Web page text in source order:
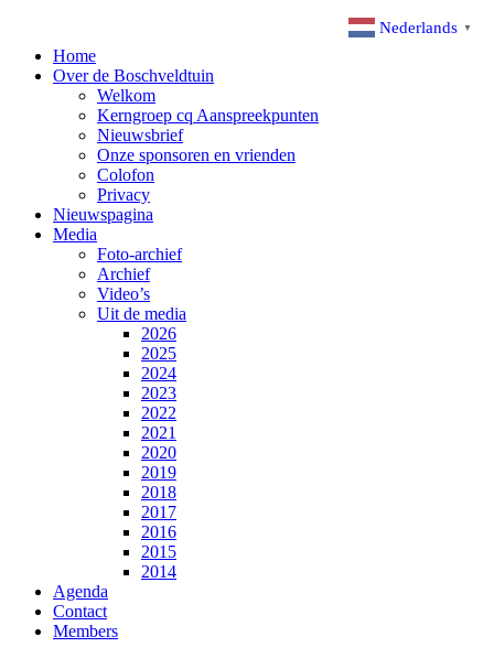
Home
Over de Boschveldtuin
Welkom
Kerngroep cq Aanspreekpunten
Nieuwsbrief
Onze sponsoren en vrienden
Colofon
Privacy
Nieuwspagina
Media
Foto-archief
Archief
Video’s
Uit de media
2026
2025
2024
2023
2022
2021
2020
2019
2018
2017
2016
2015
2014
Agenda
Contact
Members
Nederlands ▼